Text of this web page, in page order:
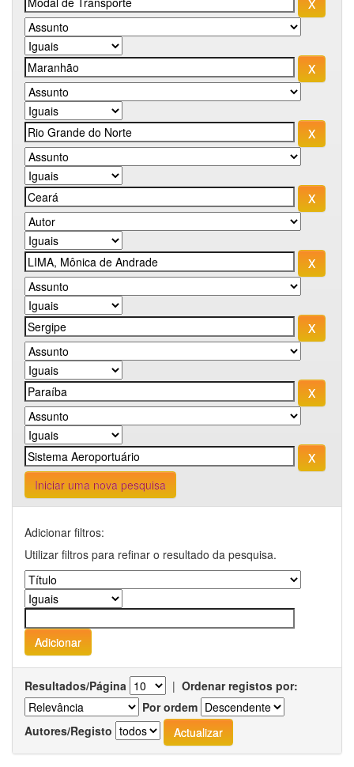
Iniciar uma nova pesquisa
Adicionar filtros:
Utilizar filtros para refinar o resultado da pesquisa.
Resultados/Página | Ordenar registos por:
Por ordem
Autores/Registo